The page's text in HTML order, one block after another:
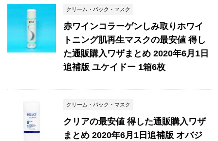
クリーム・パック・マスク
赤ワインコラーゲンしみ取りホワイ
トニング肌再生マスクの最安値 得し
た通販購入ワザまとめ 2020年6月1日
追補版 ユケイドー 1箱6枚
クリーム・パック・マスク
クリアの最安値 得した通販購入ワザ
まとめ 2020年6月1日追補版 オバジ